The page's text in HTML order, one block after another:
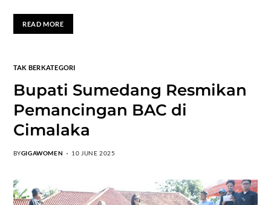
READ MORE
TAK BERKATEGORI
Bupati Sumedang Resmikan
Pemancingan BAC di
Cimalaka
BYGIGAWOMEN 10 JUNE 2025